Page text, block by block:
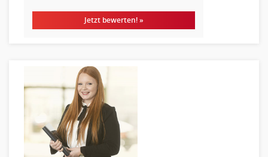
Sicherheitsdienste, Schutzdienste
Elektrotechnik, Elektronik
Energie und Umwelttechnik
Entwicklung
Fahrzeugtechnik
Fertigungstechnik
gebaeude-versorgungs-sicherheitstechnik
Jetzt bewerten! »